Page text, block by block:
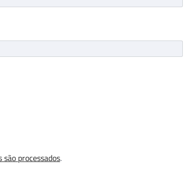
processados.